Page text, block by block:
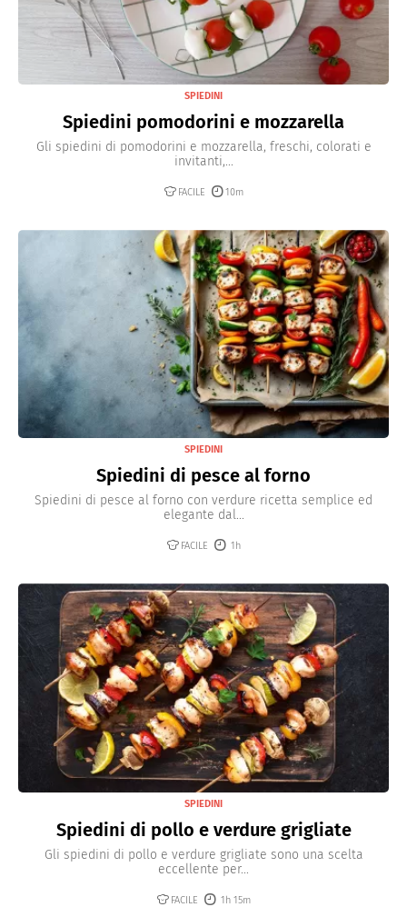
SPIEDINI
Spiedini pomodorini e mozzarella
Gli spiedini di pomodorini e mozzarella, freschi, colorati e
invitanti,...
FACILE 10m
SPIEDINI
Spiedini di pesce al forno
Spiedini di pesce al forno con verdure ricetta semplice ed
elegante dal...
FACILE 1h
SPIEDINI
Spiedini di pollo e verdure grigliate
Gli spiedini di pollo e verdure grigliate sono una scelta
eccellente per...
FACILE 1h 15m